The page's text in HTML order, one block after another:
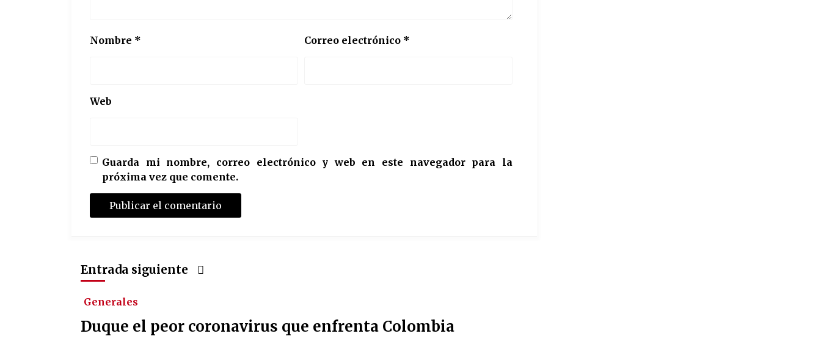
Nombre * Correo electrónico *
Web
Guarda mi nombre, correo electrónico y web en este navegador para la
próxima vez que comente.
Entrada siguiente
Generales
Duque el peor coronavirus que enfrenta Colombia